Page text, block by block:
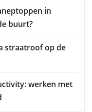
in
buurt?
straatroof op de
werken met